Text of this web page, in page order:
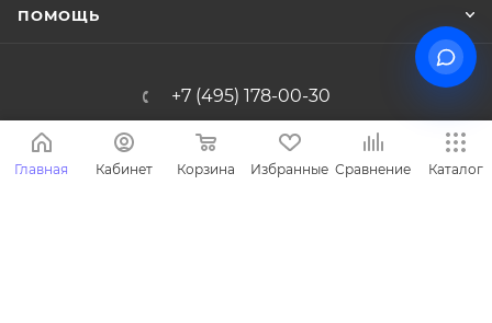
ПОМОЩЬ
+7 (495) 178-00-30
Info@miasinopt.ru
Москва, Огородный пр., 16/1с4, оф.
Главная Кабинет Корзина Избранные Сравнение Каталог